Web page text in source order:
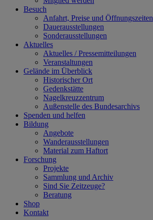
Besuch
Anfahrt, Preise und Öffnungszeiten
Dauerausstellungen
Sonderausstellungen
Aktuelles
Aktuelles / Pressemitteilungen
Veranstaltungen
Gelände im Überblick
Historischer Ort
Gedenkstätte
Nagelkreuzzentrum
Außenstelle des Bundesarchivs
Spenden und helfen
Bildung
Angebote
Wanderausstellungen
Material zum Haftort
Forschung
Projekte
Sammlung und Archiv
Sind Sie Zeitzeuge?
Beratung
Shop
Kontakt